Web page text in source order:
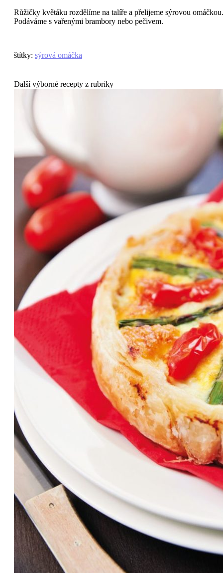
Růžičky květáku rozdělíme na talíře a přelijeme sýrovou omáčkou.
Podáváme s vařenými brambory nebo pečivem.
štítky: sýrová omáčka
Další výborné recepty z rubriky